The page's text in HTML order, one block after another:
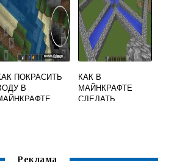
ПОКРАСИТЬ
В
КАК В
МАЙНКРАФТЕ
СДЕЛАТЬ
Реклама